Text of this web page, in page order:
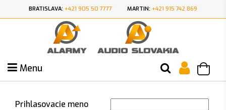
BRATISLAVA: +421 905 50 7777 MARTIN: +421 915 742 869
Menu
Prihlasovacie meno